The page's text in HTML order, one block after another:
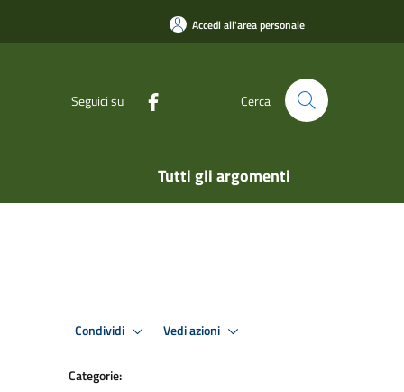
Accedi all'area personale
Seguici su Cerca
Tutti gli argomenti
Condividi Vedi azioni
Categorie: